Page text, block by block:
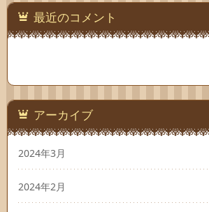
最近のコメント
アーカイブ
2024年3月
2024年2月